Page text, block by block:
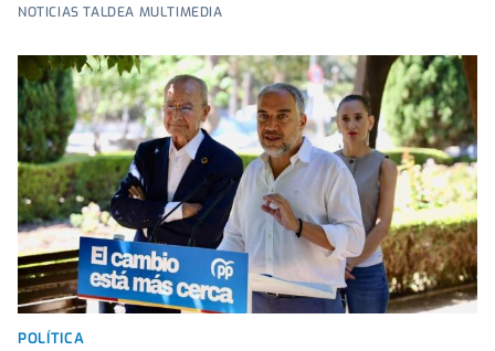
NOTICIAS TALDEA MULTIMEDIA
POLÍTICA